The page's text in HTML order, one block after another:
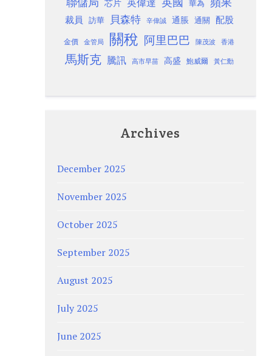
芯片 華為
裁員 訪華 貝森特 辛偉誠 通脹 通關 配股
金價 金管局 關稅 阿里巴巴 陳茂波 香港
馬斯克 騰訊 高市早苗 高盛 鮑威爾 黃仁勳
Archives
December 2025
November 2025
October 2025
September 2025
August 2025
July 2025
June 2025